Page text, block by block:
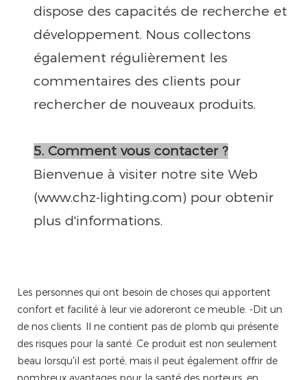
dispose des capacités de recherche et
développement. Nous collectons
également régulièrement les
commentaires des clients pour
rechercher de nouveaux produits.
5. Comment vous contacter ?
Bienvenue à visiter notre site Web
(www.chz-lighting.com) pour obtenir
plus d'informations.
Les personnes qui ont besoin de choses qui apportent
confort et facilité à leur vie adoreront ce meuble. -Dit un
de nos clients. Il ne contient pas de plomb qui présente
des risques pour la santé. Ce produit est non seulement
beau lorsqu'il est porté, mais il peut également offrir de